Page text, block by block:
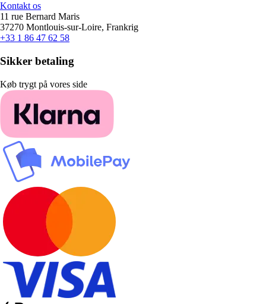
Kontakt os
11 rue Bernard Maris
37270 Montlouis-sur-Loire, Frankrig
+33 1 86 47 62 58
Sikker betaling
Køb trygt på vores side